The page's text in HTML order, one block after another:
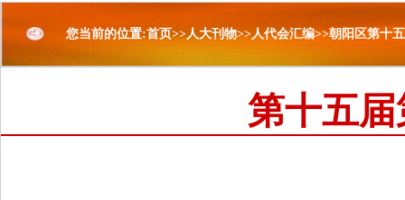
您当前的位置:首页>>人大刊物>>人代会汇编>>朝阳区第十
第十五